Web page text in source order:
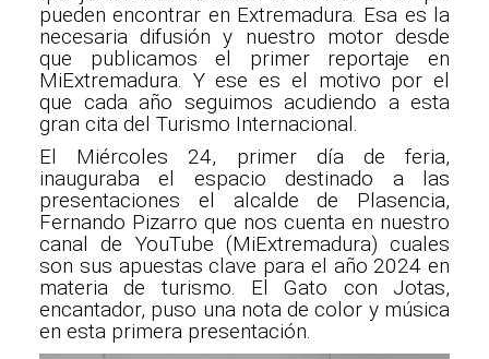
pueden encontrar en Extremadura. Esa es la
necesaria difusión y nuestro motor desde
que publicamos el primer reportaje en
MiExtremadura. Y ese es el motivo por el
que cada año seguimos acudiendo a esta
gran cita del Turismo Internacional.
El Miércoles 24, primer día de feria,
inauguraba el espacio destinado a las
presentaciones el alcalde de Plasencia,
Fernando Pizarro que nos cuenta en nuestro
canal de YouTube (MiExtremadura) cuales
son sus apuestas clave para el año 2024 en
materia de turismo. El Gato con Jotas,
encantador, puso una nota de color y música
en esta primera presentación.